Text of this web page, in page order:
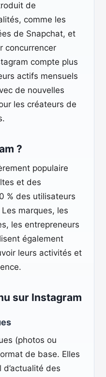
de
comme les
de Snapchat, et
concurrencer
compte plus
actifs mensuels
de nouvelles
les créateurs de
?
populaire
et des
% des utilisateurs
marques, les
les entrepreneurs
également
leurs activités et
sur Instagram
(photos ou
de base. Elles
des